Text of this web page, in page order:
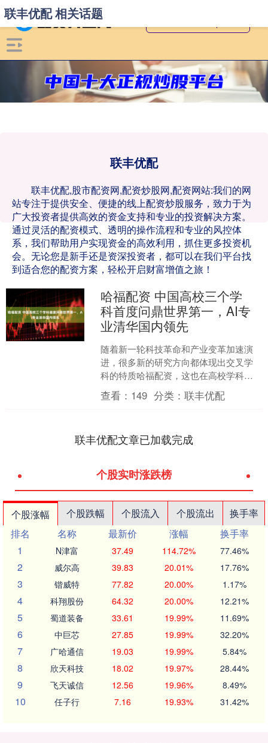
联丰优配
联丰优配,股市配资网,配资炒股网,配资网站:我们的网
站专注于提供安全、便捷的线上配资炒股服务，致力于为
广大投资者提供高效的资金支持和专业的投资解决方案。
通过灵活的配资模式、透明的操作流程和专业的风控体
系，我们帮助用户实现资金的高效利用，抓住更多投资机
会。无论您是新手还是资深投资者，都可以在我们平台找
到适合您的配资方案，轻松开启财富增值之旅！
联丰优配 相关话题
哈福配资 中国高校三个学
科首度问鼎世界第一，AI专
业清华国内领先
随着新一轮科技革命和产业变革加速演
进，很多新的研究方向都体现出交叉学
科的特质哈福配资，这也在高校学科的
专业设置和新的学科排名中得到体现。
日前，高等教育评价专业....
查看： 149 分类：联丰优配
联丰优配文章已加载完成
个股实时涨跌榜
个股涨幅 个股跌幅 个股流入 个股流出
换手率
排名
名称 最新价 涨幅
换手率
1
N津富 37.49 114.72% 77.46%
2 威尔高 39.83 20.01% 17.76%
3 锴威特 77.82 20.00% 1.17%
4 科翔股份 64.32 20.00% 12.21%
5 蜀道装备 33.61 19.99% 11.69%
6 中巨芯 27.85 19.99% 32.20%
7 广哈通信 19.03 19.99% 5.84%
8 欣天科技 18.02 19.97% 28.44%
9 飞天诚信 12.56 19.96% 8.49%
10 任子行 7.16 19.93% 31.42%